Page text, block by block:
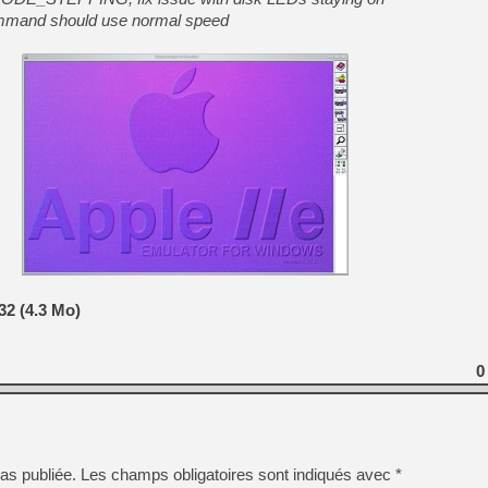
should use normal speed
(4.3 Mo)
0
publiée. Les champs obligatoires sont indiqués avec *